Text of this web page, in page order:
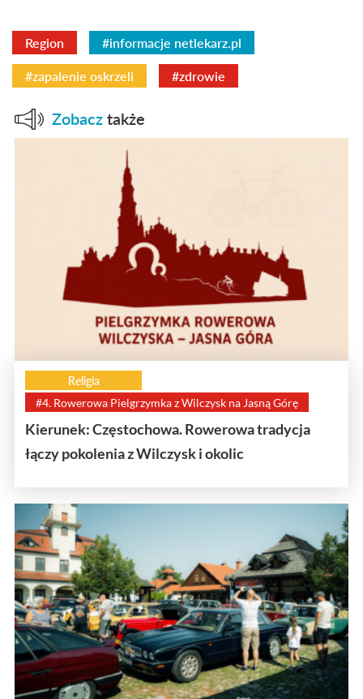
Region #informacje netlekarz.pl
#zapalenie oskrzeli #zdrowie
Zobacz także
Religia
#4. Rowerowa Pielgrzymka z Wilczysk na Jasną Górę
Kierunek: Częstochowa. Rowerowa tradycja
łączy pokolenia z Wilczysk i okolic